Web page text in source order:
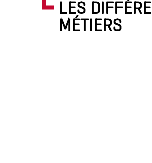
LES
MÉTIERS